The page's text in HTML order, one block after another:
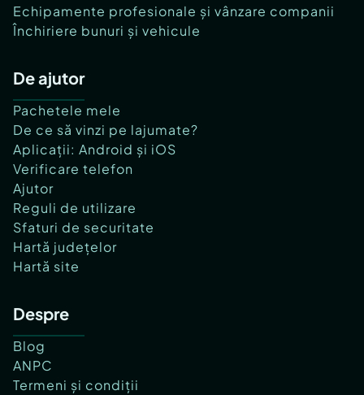
Echipamente profesionale și vânzare companii
Închiriere bunuri și vehicule
De ajutor
Pachetele mele
De ce să vinzi pe lajumate?
Aplicații: Android și iOS
Verificare telefon
Ajutor
Reguli de utilizare
Sfaturi de securitate
Hartă județelor
Hartă site
Despre
Blog
ANPC
Termeni și condiții